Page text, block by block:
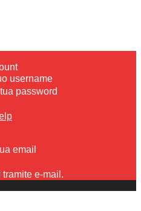
username
password
email
e-mail.